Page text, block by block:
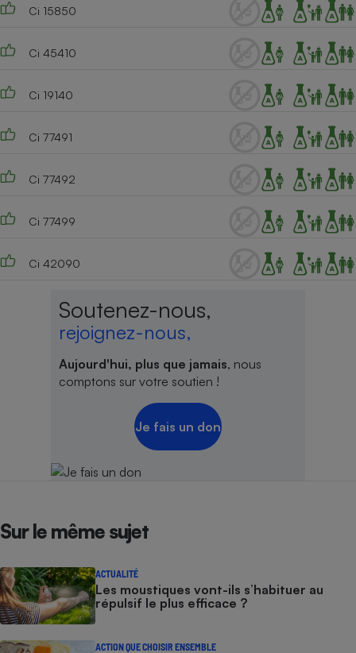
Ci 15850
Ci 45410
Ci 19140
Ci 77491
Ci 77492
Ci 77499
Ci 42090
Soutenez-nous,
rejoignez-nous,
Aujourd'hui, plus que jamais, nous
comptons sur votre soutien !
Je fais un don
Sur le même sujet
ACTUALITÉ
Les moustiques vont-ils s’habituer au
répulsif le plus efficace ?
ACTION QUE CHOISIR ENSEMBLE